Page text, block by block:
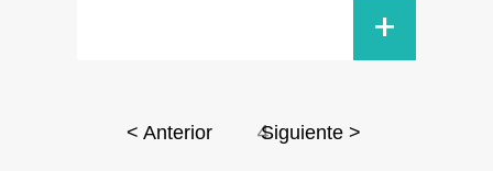
+
< Anterior 4
Siguiente >